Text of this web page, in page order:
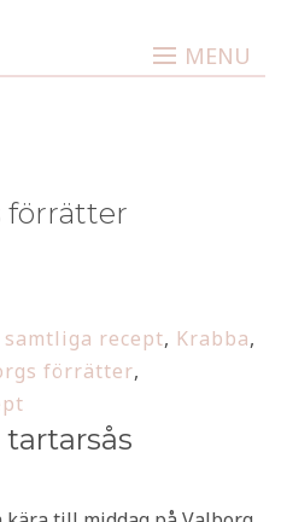
MENU
förrätter
recept, Krabba,
förrätter,
tartarsås